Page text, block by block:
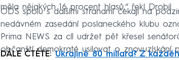
měla nějakých 16 procent hlasů,“ řekl Drobil.
ODS spolu s dalšími stranami čekají na
nedávném zasedání poslaneckého klubu
Prima NEWS za cíl udržet pět křesel
občanští demokraté usilovat o znovuzískání
DÁLE ČTĚTE:Ukrajině 80 miliard? Z